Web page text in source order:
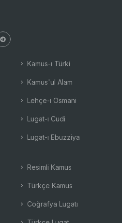
Kamus-ı Türki
Kamus'ul Alam
Lehçe-i Osmani
Lugat-ı Cudi
Lugat-ı Ebuzziya
Resimli Kamus
Türkçe Kamus
Coğrafya Lugatı